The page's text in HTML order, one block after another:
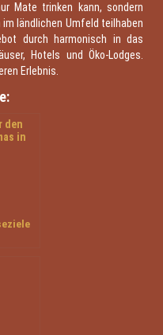
Mate trinken kann, sondern
ländlichen Umfeld teilhaben
durch harmonisch in das
Hotels und Öko-Lodges.
Erlebnis.